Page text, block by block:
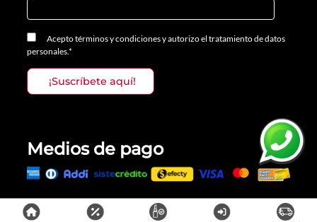
Aceptotérminos y condicionesyautorizo el tratamiento de datos
personales.*
Medios de pago
Todos los derechos reservados, Prosalon Distribuciones S.A.S., 2023